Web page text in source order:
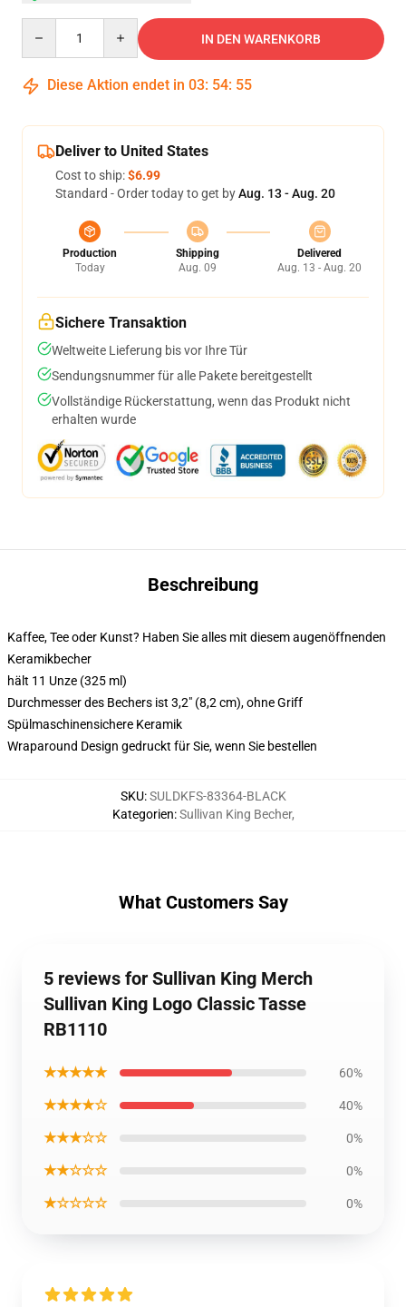
IN DEN WARENKORB
Diese Aktion endet in 03: 54: 54
Deliver to United States
Cost to ship:$6.99
Standard - Order today to get byAug. 13 - Aug. 20
Production
Today
Shipping
Aug. 09
Delivered
Aug. 13 - Aug. 20
Sichere Transaktion
Weltweite Lieferung bis vor Ihre Tür
Sendungsnummer für alle Pakete bereitgestellt
Vollständige Rückerstattung, wenn das Produkt nicht
erhalten wurde
Beschreibung
Kaffee, Tee oder Kunst? Haben Sie alles mit diesem augenöffnenden
Keramikbecher
hält 11 Unze (325 ml)
Durchmesser des Bechers ist 3,2" (8,2 cm), ohne Griff
Spülmaschinensichere Keramik
Wraparound Design gedruckt für Sie, wenn Sie bestellen
SKU:SULDKFS-83364-BLACK
Kategorien:Sullivan King Becher,
What Customers Say
5 reviews for Sullivan King Merch
Sullivan King Logo Classic Tasse
RB1110
★★★★★ 60%
★★★★☆ 40%
★★★☆☆ 0%
★★☆☆☆ 0%
★☆☆☆☆ 0%